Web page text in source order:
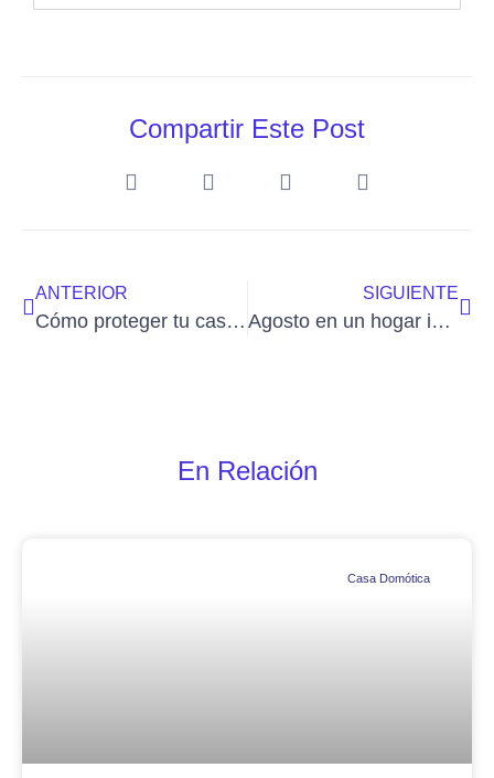
Compartir Este Post
ANTERIOR
Cómo proteger tu casa en vacaciones (sin obras y desde tu móvil)
SIGUIENTE
Agosto en un hogar inteligente: tu casa se cuida sola mientras tú desconectas
En Relación
Casa Domótica